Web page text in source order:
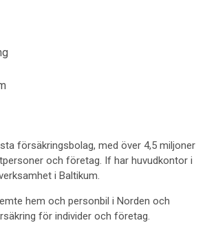
försäkringsbolag, med över 4,5 miljoner
och företag. If har huvudkontor i
i Baltikum.
hem och personbil i Norden och
för individer och företag.